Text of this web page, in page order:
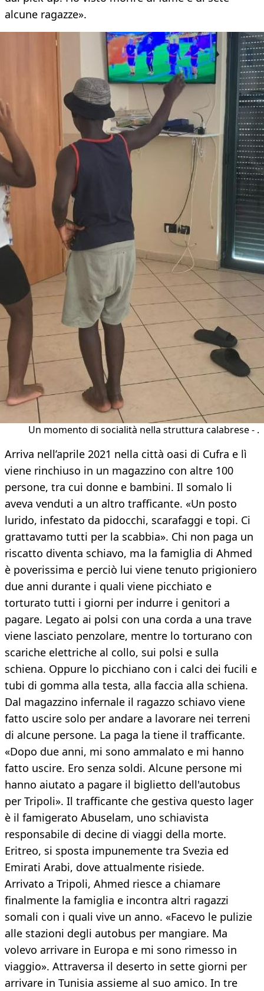
alcune ragazze».
Un momento di socialità nella struttura calabrese - .
Arriva nell’aprile 2021 nella città oasi di Cufra e lì
viene rinchiuso in un magazzino con altre 100
persone, tra cui donne e bambini. Il somalo li
aveva venduti a un altro trafficante. «Un posto
lurido, infestato da pidocchi, scarafaggi e topi. Ci
grattavamo tutti per la scabbia». Chi non paga un
riscatto diventa schiavo, ma la famiglia di Ahmed
è poverissima e perciò lui viene tenuto prigioniero
due anni durante i quali viene picchiato e
torturato tutti i giorni per indurre i genitori a
pagare. Legato ai polsi con una corda a una trave
viene lasciato penzolare, mentre lo torturano con
scariche elettriche al collo, sui polsi e sulla
schiena. Oppure lo picchiano con i calci dei fucili e
tubi di gomma alla testa, alla faccia alla schiena.
Dal magazzino infernale il ragazzo schiavo viene
fatto uscire solo per andare a lavorare nei terreni
di alcune persone. La paga la tiene il trafficante.
«Dopo due anni, mi sono ammalato e mi hanno
fatto uscire. Ero senza soldi. Alcune persone mi
hanno aiutato a pagare il biglietto dell'autobus
per Tripoli». Il trafficante che gestiva questo lager
è il famigerato Abuselam, uno schiavista
responsabile di decine di viaggi della morte.
Eritreo, si sposta impunemente tra Svezia ed
Emirati Arabi, dove attualmente risiede.
Arrivato a Tripoli, Ahmed riesce a chiamare
finalmente la famiglia e incontra altri ragazzi
somali con i quali vive un anno. «Facevo le pulizie
alle stazioni degli autobus per mangiare. Ma
volevo arrivare in Europa e mi sono rimesso in
viaggio». Attraversa il deserto in sette giorni per
arrivare in Tunisia assieme al suo amico. In tre